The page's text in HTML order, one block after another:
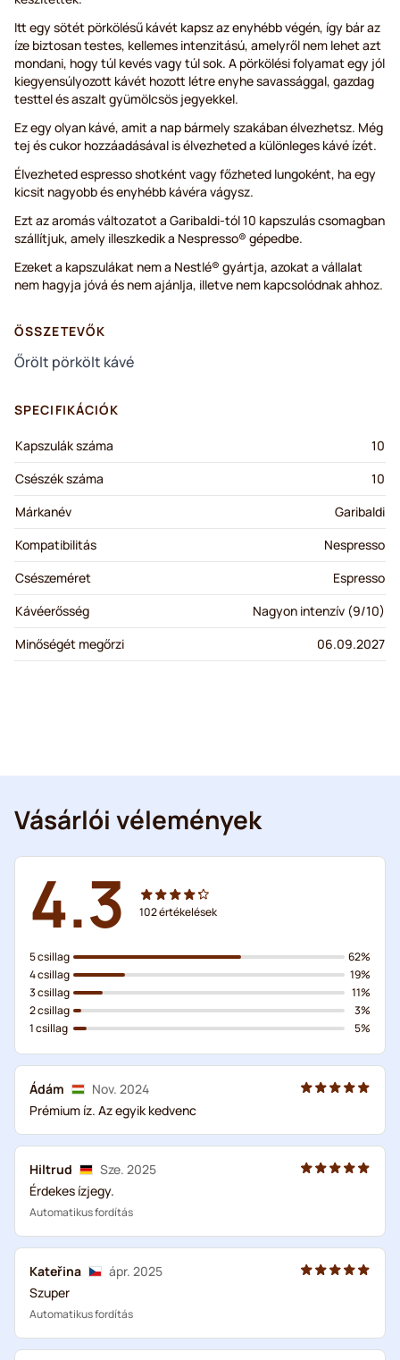
Itt egy sötét pörkölésű kávét kapsz az enyhébb végén, így bár az
íze biztosan testes, kellemes intenzitású, amelyről nem lehet azt
mondani, hogy túl kevés vagy túl sok. A pörkölési folyamat egy jól
kiegyensúlyozott kávét hozott létre enyhe savassággal, gazdag
testtel és aszalt gyümölcsös jegyekkel.
Ez egy olyan kávé, amit a nap bármely szakában élvezhetsz. Még
tej és cukor hozzáadásával is élvezheted a különleges kávé ízét.
Élvezheted espresso shotként vagy főzheted lungoként, ha egy
kicsit nagyobb és enyhébb kávéra vágysz.
Ezt az aromás változatot a Garibaldi-tól 10 kapszulás csomagban
szállítjuk, amely illeszkedik a Nespresso® gépedbe.
Ezeket a kapszulákat nem a Nestlé® gyártja, azokat a vállalat
nem hagyja jóvá és nem ajánlja, illetve nem kapcsolódnak ahhoz.
ÖSSZETEVŐK
Őrölt pörkölt kávé
SPECIFIKÁCIÓK
Kapszulák száma
10
Csészék száma
10
Márkanév
Garibaldi
Kompatibilitás
Nespresso
Csészeméret
Espresso
Kávéerősség
Nagyon intenzív (9/10)
Minőségét megőrzi
06.09.2027
Vásárlói vélemények
4.3 102értékelések
5 csillag
4 csillag
3 csillag
2 csillag
1 csillag
62%
19%
11%
3%
5%
Ádám
Nov. 2024
Prémium íz. Az egyik kedvenc
Hiltrud
Sze. 2025
Érdekes ízjegy.
Automatikus fordítás
Kateřina
ápr. 2025
Szuper
Automatikus fordítás